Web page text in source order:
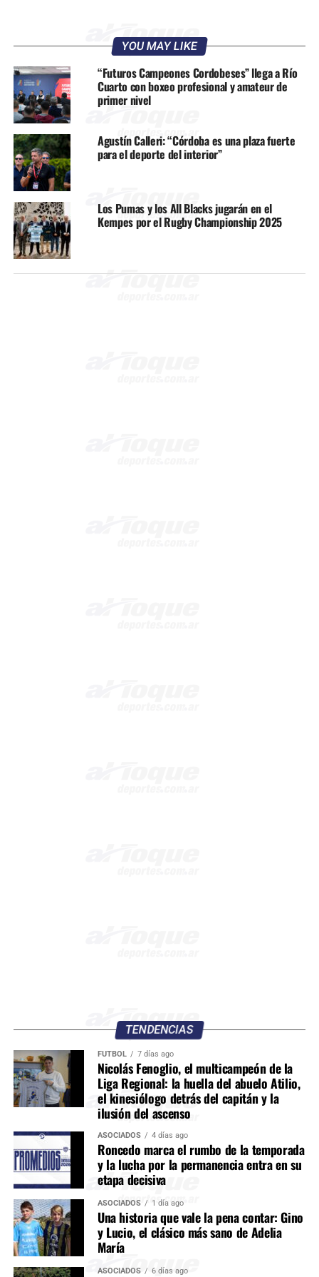
YOU MAY LIKE
“Futuros Campeones Cordobeses” llega a Río
Cuarto con boxeo profesional y amateur de
primer nivel
Agustín Calleri: “Córdoba es una plaza fuerte
para el deporte del interior”
Los Pumas y los All Blacks jugarán en el
Kempes por el Rugby Championship 2025
TENDENCIAS
FÚTBOL 7 días ago
Nicolás Fenoglio, el multicampeón de la
Liga Regional: la huella del abuelo Atilio,
el kinesiólogo detrás del capitán y la
ilusión del ascenso
ASOCIADOS 4 días ago
Roncedo marca el rumbo de la temporada
y la lucha por la permanencia entra en su
etapa decisiva
ASOCIADOS 1 día ago
Una historia que vale la pena contar: Gino
y Lucio, el clásico más sano de Adelia
María
ASOCIADOS 6 días ago